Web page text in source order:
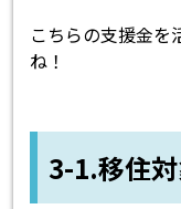
こちらの支援金を
ね！
3-1.移住